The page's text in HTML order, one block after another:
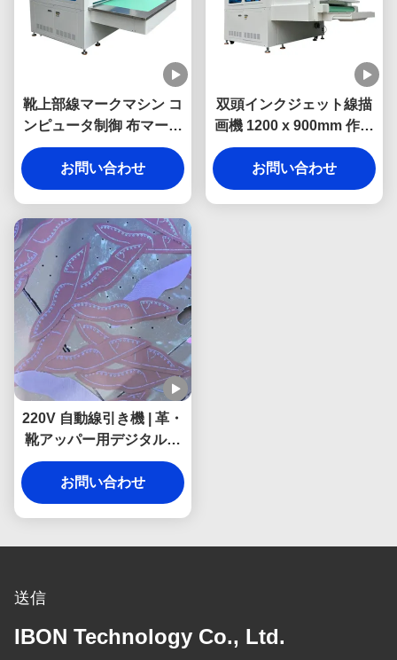
靴上部線マークマシン コ
ンピュータ制御 布マーク
マシン 高精度
お問い合わせ
双頭インクジェット線描
画機 1200 x 900mm 作業
領域とシューズ上部の自
動認識
お問い合わせ
220V 自動線引き機 | 革・
靴アッパー用デジタルイ
ンクジェット印刷
お問い合わせ
送信
IBON Technology Co., Ltd.